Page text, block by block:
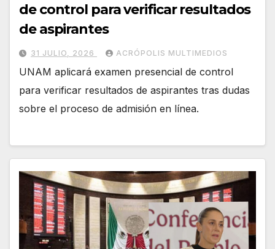
de control para verificar resultados
de aspirantes
31 JULIO, 2026 ACRÓPOLIS MULTIMEDIOS
UNAM aplicará examen presencial de control
para verificar resultados de aspirantes tras dudas
sobre el proceso de admisión en línea.